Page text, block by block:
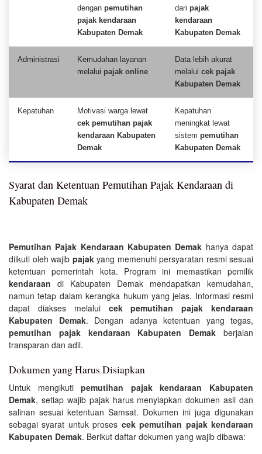
dengan pemutihan
pajak kendaraan
Kabupaten Demak
dari pajak
kendaraan
Kabupaten Demak
Administrasi
Kemudahan layanan
melalui pajak online
Data lebih akurat
melalui cek pajak
Kabupaten Demak
Kepatuhan
Motivasi warga lewat
cek pemutihan pajak
kendaraan Kabupaten
Demak
Kepatuhan
meningkat lewat
sistem pemutihan
Kabupaten Demak
Syarat dan Ketentuan Pemutihan Pajak Kendaraan di
Kabupaten Demak
Pemutihan Pajak Kendaraan Kabupaten Demak hanya dapat
diikuti oleh wajib pajakyang memenuhi persyaratan resmi sesuai
ketentuan pemerintah kota. Program ini memastikan pemilik
kendaraan di Kabupaten Demak mendapatkan kemudahan,
namun tetap dalam kerangka hukum yang jelas. Informasi resmi
dapat diakses melalui cek pemutihan pajak kendaraan
Kabupaten Demak. Dengan adanya ketentuan yang tegas,
pemutihan pajak kendaraan Kabupaten Demak berjalan
transparan dan adil.
Dokumen yang Harus Disiapkan
Untuk mengikutipemutihan pajak kendaraan Kabupaten
Demak, setiap wajib pajak harus menyiapkan dokumen asli dan
salinan sesuai ketentuan Samsat. Dokumen ini juga digunakan
sebagai syarat untuk proses cek pemutihan pajak kendaraan
Kabupaten Demak. Berikut daftar dokumen yang wajib dibawa: